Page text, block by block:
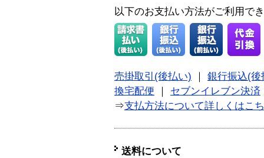
以下のお支払い方法がご利用で
売掛取引(後払い)
銀行振込(後
換宅配便
セブンイレブン決済
⇒支払方法について詳しくはこ
送料について